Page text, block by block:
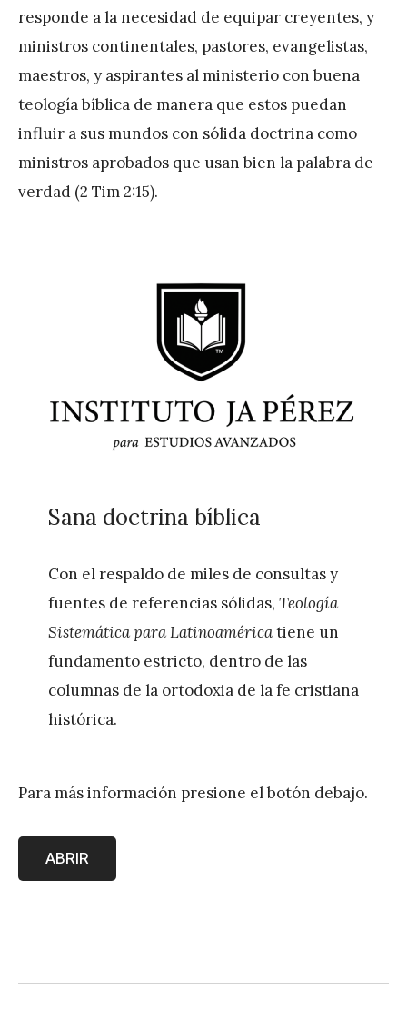
responde a la necesidad de equipar creyentes, y
ministros continentales, pastores, evangelistas,
maestros, y aspirantes al ministerio con buena
teología bíblica de manera que estos puedan
influir a sus mundos con sólida doctrina como
ministros aprobados que usan bien la palabra de
verdad (2 Tim 2:15).
Sana doctrina bíblica
Con el respaldo de miles de consultas y
fuentes de referencias sólidas, Teología
Sistemática para Latinoaméricatiene un
fundamento estricto, dentro de las
columnas de la ortodoxia de la fe cristiana
histórica.
Para más información presione el botón debajo.
ABRIR